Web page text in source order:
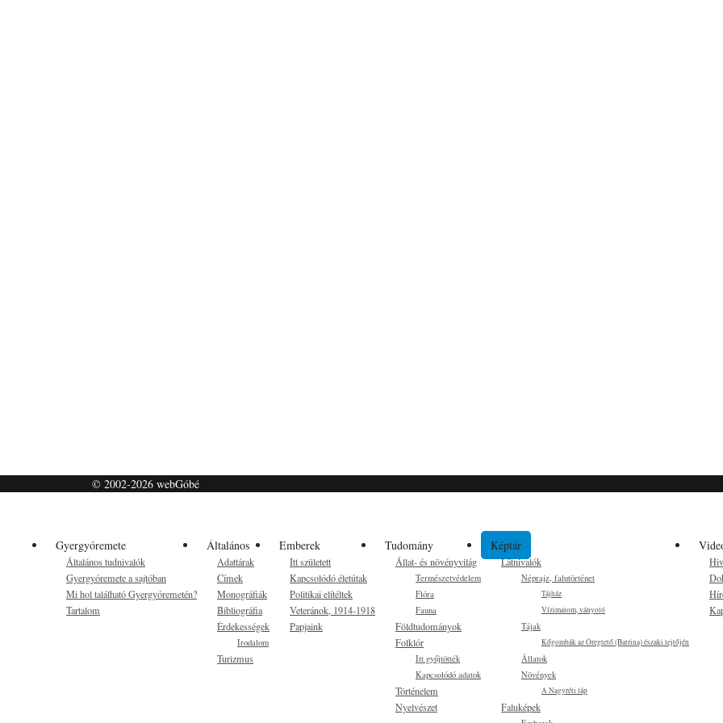
© 2002-2026 webGóbé
Gyergyóremete
Általános tudnivalók
Gyergyóremete a sajtóban
Mi hol található Gyergyóremetén?
Tartalom
Általános
Adattárak
Címek
Monográfiák
Bibliográfia
Érdekességek
Irodalom
Turizmus
Emberek
Itt született
Kapcsolódó életútak
Politikai elítéltek
Veteránok, 1914-1918
Papjaink
Tudomány
Állat- és növényvilág
Természetvédelem
Flóra
Fauna
Földtudományok
Folklór
Itt gyűjtötték
Kapcsolódó adatok
Történelem
Nyelvészet
Képtár
Látnivalók
Néprajz, falutörténet
Tájház
Vízimalom, ványoló
Tájak
Kőgombák az Öregtető (Batrina) északi lejtőjén
Állatok
Növények
A Nagyréti láp
Faluképek